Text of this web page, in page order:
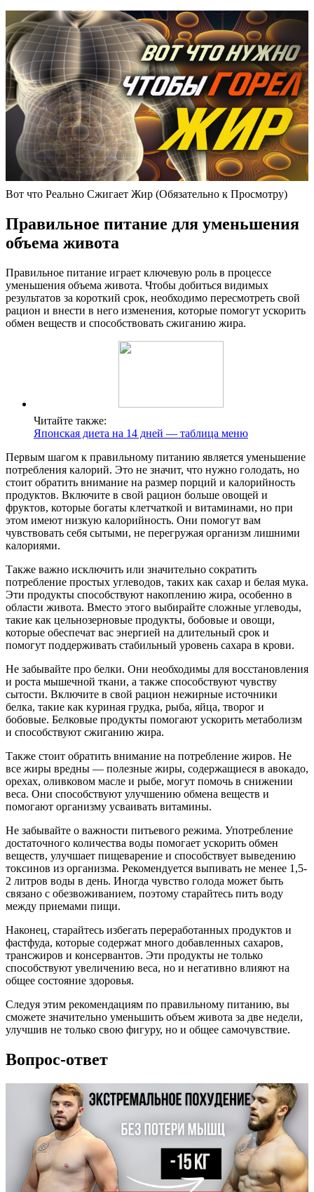
Вот что Реально Сжигает Жир (Обязательно к Просмотру)
Правильное питание для уменьшения
объема живота
Правильное питание играет ключевую роль в процессе
уменьшения объема живота. Чтобы добиться видимых
результатов за короткий срок, необходимо пересмотреть свой
рацион и внести в него изменения, которые помогут ускорить
обмен веществ и способствовать сжиганию жира.
Читайте также:
Японская диета на 14 дней — таблица меню
Первым шагом к правильному питанию является уменьшение
потребления калорий. Это не значит, что нужно голодать, но
стоит обратить внимание на размер порций и калорийность
продуктов. Включите в свой рацион больше овощей и
фруктов, которые богаты клетчаткой и витаминами, но при
этом имеют низкую калорийность. Они помогут вам
чувствовать себя сытыми, не перегружая организм лишними
калориями.
Также важно исключить или значительно сократить
потребление простых углеводов, таких как сахар и белая мука.
Эти продукты способствуют накоплению жира, особенно в
области живота. Вместо этого выбирайте сложные углеводы,
такие как цельнозерновые продукты, бобовые и овощи,
которые обеспечат вас энергией на длительный срок и
помогут поддерживать стабильный уровень сахара в крови.
Не забывайте про белки. Они необходимы для восстановления
и роста мышечной ткани, а также способствуют чувству
сытости. Включите в свой рацион нежирные источники
белка, такие как куриная грудка, рыба, яйца, творог и
бобовые. Белковые продукты помогают ускорить метаболизм
и способствуют сжиганию жира.
Также стоит обратить внимание на потребление жиров. Не
все жиры вредны — полезные жиры, содержащиеся в авокадо,
орехах, оливковом масле и рыбе, могут помочь в снижении
веса. Они способствуют улучшению обмена веществ и
помогают организму усваивать витамины.
Не забывайте о важности питьевого режима. Употребление
достаточного количества воды помогает ускорить обмен
веществ, улучшает пищеварение и способствует выведению
токсинов из организма. Рекомендуется выпивать не менее 1,5-
2 литров воды в день. Иногда чувство голода может быть
связано с обезвоживанием, поэтому старайтесь пить воду
между приемами пищи.
Наконец, старайтесь избегать переработанных продуктов и
фастфуда, которые содержат много добавленных сахаров,
трансжиров и консервантов. Эти продукты не только
способствуют увеличению веса, но и негативно влияют на
общее состояние здоровья.
Следуя этим рекомендациям по правильному питанию, вы
сможете значительно уменьшить объем живота за две недели,
улучшив не только свою фигуру, но и общее самочувствие.
Вопрос-ответ